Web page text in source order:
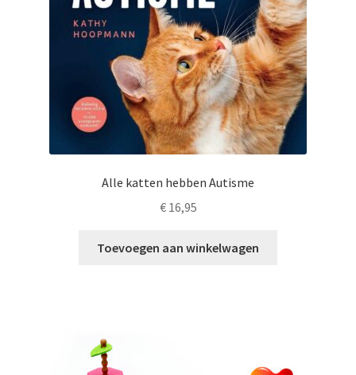
Alle katten hebben Autisme
€16,95
Toevoegen aan winkelwagen